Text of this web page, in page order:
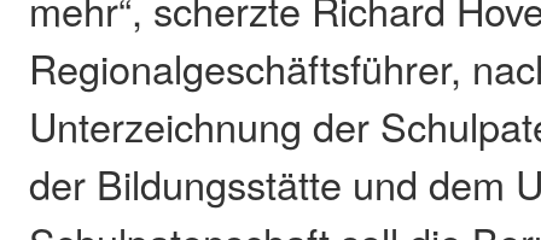
Regionalgeschäftsführer,
Unterzeichnung der
der Bildungsstätte und dem